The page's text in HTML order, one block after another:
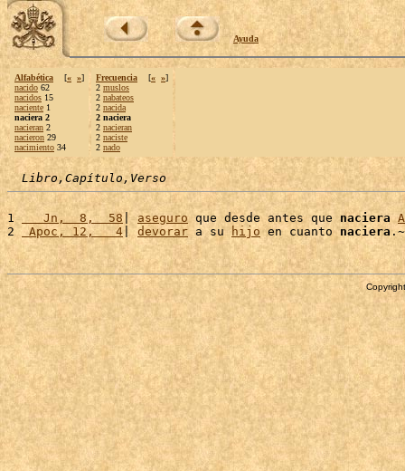
Ayuda
Alfabética [« »]
nacido 62
nacidos 15
naciente 1
naciera 2
nacieran 2
nacieron 29
nacimiento 34
Frecuencia [« »]
2 muslos
2 nabateos
2 nacida
2 naciera
2 nacieran
2 naciste
2 nado
Libro,Capítulo,Verso
1
   Jn,  8,  58
| aseguro que desde antes que naciera
2 Apoc, 12,   4 | devorar a su hijo en cuanto naciera